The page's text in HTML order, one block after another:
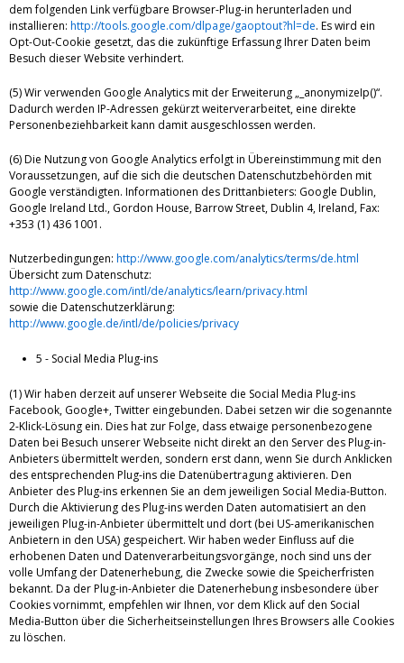
dem folgenden Link verfügbare Browser-Plug-in herunterladen und
installieren: http://tools.google.com/dlpage/gaoptout?hl=de. Es wird ein
Opt-Out-Cookie gesetzt, das die zukünftige Erfassung Ihrer Daten beim
Besuch dieser Website verhindert.
(5) Wir verwenden Google Analytics mit der Erweiterung „_anonymizeIp()“.
Dadurch werden IP-Adressen gekürzt weiterverarbeitet, eine direkte
Personenbeziehbarkeit kann damit ausgeschlossen werden.
(6) Die Nutzung von Google Analytics erfolgt in Übereinstimmung mit den
Voraussetzungen, auf die sich die deutschen Datenschutzbehörden mit
Google verständigten. Informationen des Drittanbieters: Google Dublin,
Google Ireland Ltd., Gordon House, Barrow Street, Dublin 4, Ireland, Fax:
+353 (1) 436 1001.
Nutzerbedingungen: http://www.google.com/analytics/terms/de.html
Übersicht zum Datenschutz:
http://www.google.com/intl/de/analytics/learn/privacy.html
sowie die Datenschutzerklärung:
http://www.google.de/intl/de/policies/privacy
5 - Social Media Plug-ins
(1) Wir haben derzeit auf unserer Webseite die Social Media Plug-ins
Facebook, Google+, Twitter eingebunden. Dabei setzen wir die sogenannte
2-Klick-Lösung ein. Dies hat zur Folge, dass etwaige personenbezogene
Daten bei Besuch unserer Webseite nicht direkt an den Server des Plug-in-
Anbieters übermittelt werden, sondern erst dann, wenn Sie durch Anklicken
des entsprechenden Plug-ins die Datenübertragung aktivieren. Den
Anbieter des Plug-ins erkennen Sie an dem jeweiligen Social Media-Button.
Durch die Aktivierung des Plug-ins werden Daten automatisiert an den
jeweiligen Plug-in-Anbieter übermittelt und dort (bei US-amerikanischen
Anbietern in den USA) gespeichert. Wir haben weder Einfluss auf die
erhobenen Daten und Datenverarbeitungsvorgänge, noch sind uns der
volle Umfang der Datenerhebung, die Zwecke sowie die Speicherfristen
bekannt. Da der Plug-in-Anbieter die Datenerhebung insbesondere über
Cookies vornimmt, empfehlen wir Ihnen, vor dem Klick auf den Social
Media-Button über die Sicherheitseinstellungen Ihres Browsers alle Cookies
zu löschen.